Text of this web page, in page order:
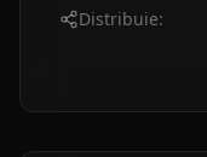
Distribuie: